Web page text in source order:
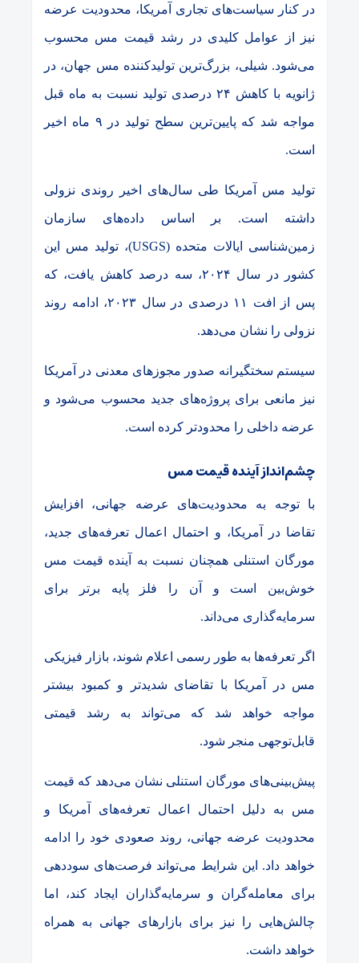
در کنار سیاست‌های تجاری آمریکا، محدودیت عرضه
نیز از عوامل کلیدی در رشد قیمت مس محسوب
می‌شود. شیلی، بزرگ‌ترین تولیدکننده مس جهان، در
ژانویه با کاهش ۲۴ درصدی تولید نسبت به ماه قبل
مواجه شد که پایین‌ترین سطح تولید در ۹ ماه اخیر
است.
تولید مس آمریکا طی سال‌های اخیر روندی نزولی
داشته است. بر اساس داده‌های سازمان
زمین‌شناسی ایالات متحده (USGS) ، تولید مس این
کشور در سال ۲۰۲۴، سه درصد کاهش یافت، که
پس از افت ۱۱ درصدی در سال ۲۰۲۳، ادامه روند
نزولی را نشان می‌دهد.
سیستم سختگیرانه صدور مجوزهای معدنی در آمریکا
نیز مانعی برای پروژه‌های جدید محسوب می‌شود و
عرضه داخلی را محدودتر کرده است.
چشم‌انداز آینده قیمت مس
با توجه به محدودیت‌های عرضه جهانی، افزایش
تقاضا در آمریکا، و احتمال اعمال تعرفه‌های جدید،
مورگان استنلی همچنان نسبت به آینده قیمت مس
خوش‌بین است و آن را فلز پایه برتر برای
سرمایه‌گذاری می‌داند.
اگر تعرفه‌ها به طور رسمی اعلام شوند، بازار فیزیکی
مس در آمریکا با تقاضای شدیدتر و کمبود بیشتر
مواجه خواهد شد که می‌تواند به رشد قیمتی
قابل‌توجهی منجر شود.
پیش‌بینی‌های مورگان استنلی نشان می‌دهد که قیمت
مس به دلیل احتمال اعمال تعرفه‌های آمریکا و
محدودیت عرضه جهانی، روند صعودی خود را ادامه
خواهد داد. این شرایط می‌تواند فرصت‌های سوددهی
برای معامله‌گران و سرمایه‌گذاران ایجاد کند، اما
چالش‌هایی را نیز برای بازارهای جهانی به همراه
خواهد داشت.